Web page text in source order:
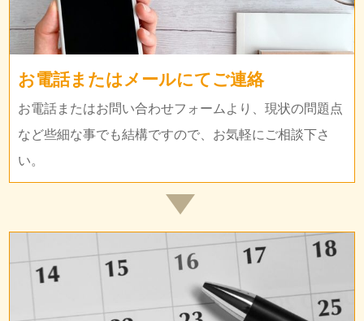
お電話またはメールにてご連絡
お電話またはお問い合わせフォームより、現状の問題点
など些細な事でも結構ですので、お気軽にご相談下さ
い。